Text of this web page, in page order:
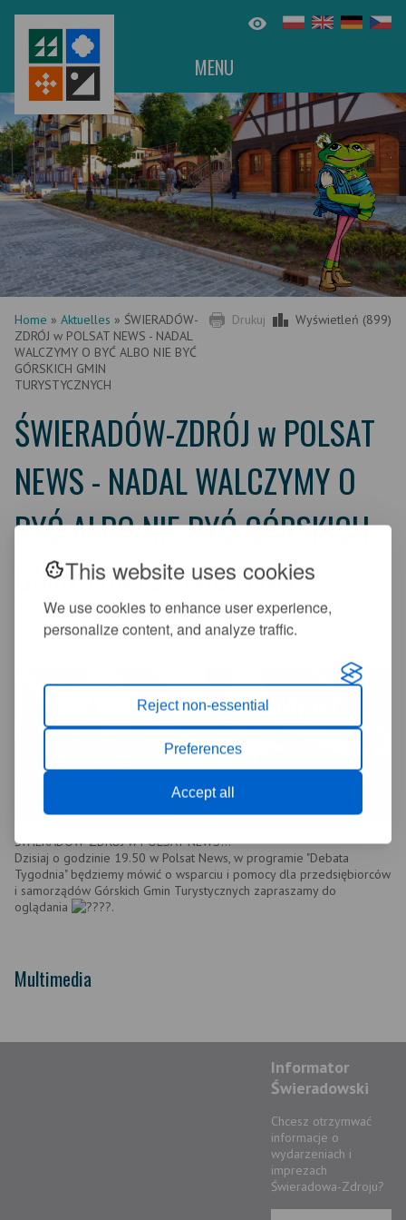
This website uses cookies
We use cookies to enhance user experience,
personalize content, and analyze traffic.
Reject non-essential
Preferences
Accept all
MENU
Drukuj Wyświetleń (899)
Home » Aktuelles » ŚWIERADÓW-
ZDRÓJ w POLSAT NEWS - NADAL
WALCZYMY O BYĆ ALBO NIE BYĆ
GÓRSKICH GMIN
TURYSTYCZNYCH
ŚWIERADÓW-ZDRÓJ w POLSAT
NEWS - NADAL WALCZYMY O
BYĆ ALBO NIE BYĆ GÓRSKICH
GMIN TURYSTYCZNYCH
2021-01-16 17:48:47
ŚWIERADÓW-ZDRÓJ w POLSAT NEWS!!!
Dzisiaj o godzinie 19.50 w Polsat News, w programie "Debata
Tygodnia" będziemy mówić o wsparciu i pomocy dla przedsiębiorców
i samorządów Górskich Gmin Turystycznych zapraszamy do
oglądania
.
Multimedia
Informator
Świeradowski
Chcesz otrzymwać
informacje o
wydarzeniach i
imprezach
Świeradowa-Zdroju?